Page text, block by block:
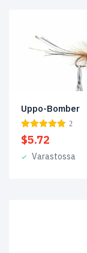
Uppo-Bomber
2
$5.72
Varastossa